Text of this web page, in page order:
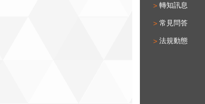
轉知訊息
常見問答
法規動態